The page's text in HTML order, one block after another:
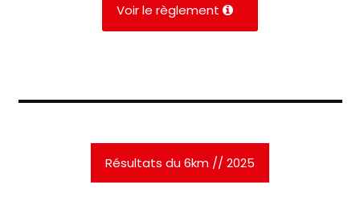
Voir le règlement
Résultats du 6km // 2025